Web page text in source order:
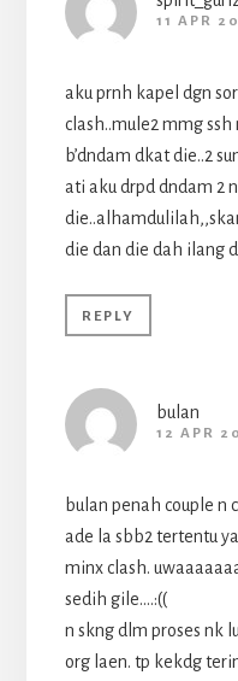
11 APR
aku prnh kapel dgn
clash..mule2 mmg
b’dndam dkat die..2
ati aku drpd dndam 2
die dan die dah ilang
REPLY
bulan
12 APR
bulan penah couple n
ade la sbb2 tertentu
minx clash.
sedih gile….:((
n skng dlm proses nk
org laen. tp kekdg